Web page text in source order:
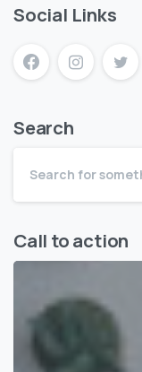
Social Links
Search
Call to action